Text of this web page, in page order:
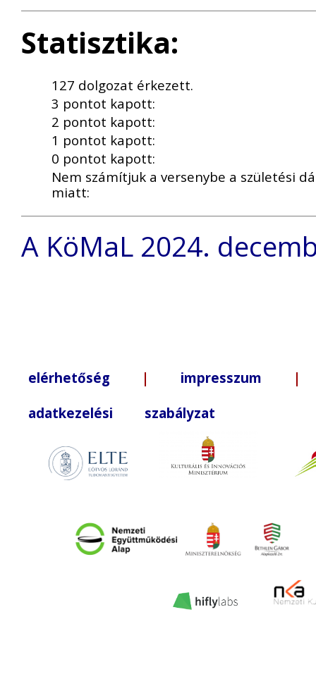
Statisztika:
127 dolgozat érkezett.
3 pontot kapott:
2 pontot kapott:
1 pontot kapott:
0 pontot kapott:
Nem számítjuk a versenybe a születési
miatt:
A KöMaL 2024.
elérhetőség | impresszum |
adatkezelési szabályzat